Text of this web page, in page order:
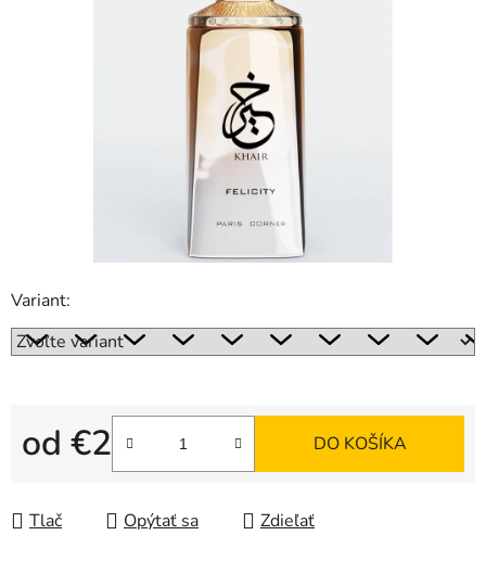
Variant:
od €2
Jednotková cena:
DO KOŠÍKA
Tlač Opýtať sa Zdieľať